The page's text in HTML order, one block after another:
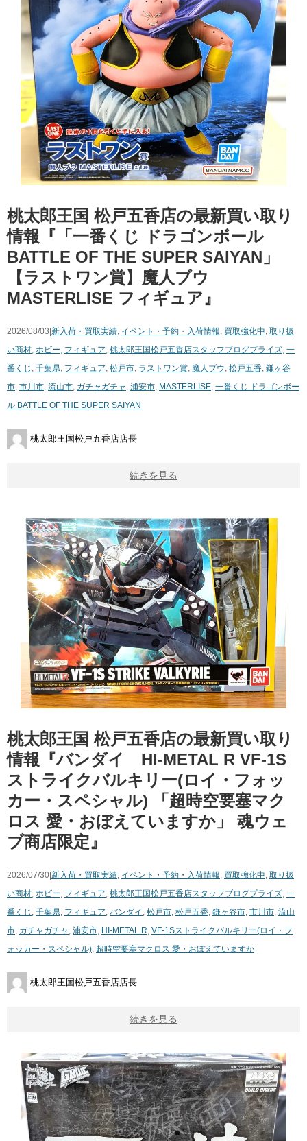
桃太郎王国 松戸五香店の最新買い取り
情報『「一番くじ ​ドラゴンボール ​
BATTLE ​OF ​THE ​SUPER ​SAIYAN」
【ラストワン賞】魔人ブウ
MASTERLISE フィギュア』
2026/08/03| 新入荷・買取実績, イベント・予約・入荷情報, 買取強化中, 取り扱
い商材, ホビー, フィギュア, 桃太郎王国松戸五香店スタッフブログプライズ, 一
番くじ , 千葉県, フィギュア, 松戸市, ラストワン賞, 魔人ブウ, 松戸五香, 鎌ヶ谷
市, 市川市, 流山市, ガチャガチャ , 浦安市, MASTERLISE, 一番くじ ​ドラゴンボー
ル ​BATTLE ​OF ​THE ​SUPER ​SAIYAN
桃太郎王国松戸五香店店長
続きを見る
桃太郎王国 松戸五香店の最新買い取り
情報『バンダイ HI-METAL ​R ​VF-1S
ストライクバルキリー(ロイ・フォッ
カー・スペシャル) ​「超時空要塞マク
ロス ​愛・おぼえていますか」 ​魂ウェ
ブ商店限定』
2026/07/30| 新入荷・買取実績, イベント・予約・入荷情報, 買取強化中, 取り扱
い商材, ホビー, フィギュア, 桃太郎王国松戸五香店スタッフブログプライズ, 一
番くじ , 千葉県, フィギュア, バンダイ , 松戸市, 松戸五香, 鎌ヶ谷市, 市川市, 流山
市, ガチャガチャ , 浦安市, HI-METAL ​R, VF-1Sストライクバルキリー(ロイ・フ
ォッカー・スペシャル), 超時空要塞マクロス ​愛・おぼえていますか
桃太郎王国松戸五香店店長
続きを見る